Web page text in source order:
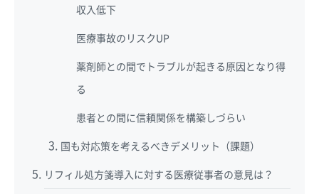
収入低下
医療事故のリスクUP
薬剤師との間でトラブルが起きる原因となり得
る
患者との間に信頼関係を構築しづらい
国も対応策を考えるべきデメリット（課題）
リフィル処方箋導入に対する医療従事者の意見は？